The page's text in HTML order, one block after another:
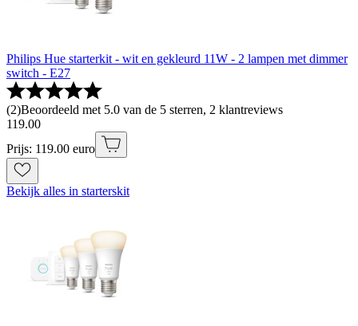
Philips Hue starterkit - wit en gekleurd 11W - 2 lampen met dimmer
switch - E27
(2)Beoordeeld met 5.0 van de 5 sterren, 2 klantreviews
119.00
Prijs: 119.00 euro
Bekijk alles in starterskit